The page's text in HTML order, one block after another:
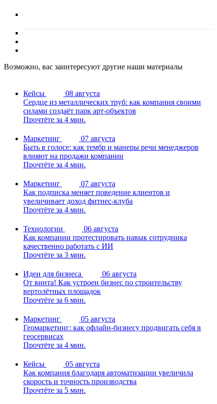
Возможно, вас заинтересуют другие наши материалы
Кейсы
08 августа
Сердце из металлических труб: как компания своими
силами создаёт парк арт-объектов
Прочтёте за 4 мин.
Маркетинг
07 августа
Быть в голосе: как тембр и манеры речи менеджеров
влияют на продажи компании
Прочтёте за 4 мин.
Маркетинг
07 августа
Как подписка меняет поведение клиентов и
увеличивает доход фитнес-клуба
Прочтёте за 4 мин.
Технологии
06 августа
Как компании протестировать навык сотрудника
качественно работать с ИИ
Прочтёте за 3 мин.
Идеи для бизнеса
06 августа
От винта! Как устроен бизнес по строительству
вертолётных площадок
Прочтёте за 6 мин.
Маркетинг
05 августа
Геомаркетинг: как офлайн-бизнесу продвигать себя в
геосервисах
Прочтёте за 4 мин.
Кейсы
05 августа
Как компания благодаря автоматизации увеличила
скорость и точность производства
Прочтёте за 5 мин.